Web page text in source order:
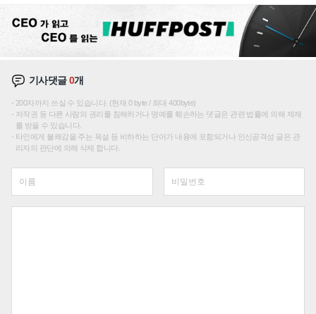
기사댓글0개
200자까지 쓰실 수 있습니다. (현재 0 byte / 최대 400byte)
저작권 등 다른 사람의 권리를 침해하거나 명예를 훼손하는 댓글은 관련 법률에 의해 제재
를 받을 수 있습니다.
타인에게 불쾌감을 주는 욕설 등 비하하는 단어가 내용에 포함되거나 인신공격성 글은 관
리자의 판단에 의해 삭제 합니다.